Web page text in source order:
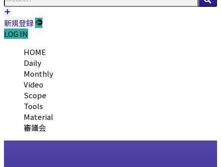
新規登録
LOG IN
HOME
Daily
Monthly
Video
Scope
Tools
Material
審議会